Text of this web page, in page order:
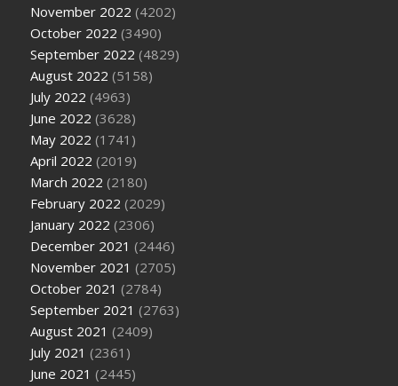
November 2022 (4202)
October 2022 (3490)
September 2022 (4829)
August 2022 (5158)
July 2022 (4963)
June 2022 (3628)
May 2022 (1741)
April 2022 (2019)
March 2022 (2180)
February 2022 (2029)
January 2022 (2306)
December 2021 (2446)
November 2021 (2705)
October 2021 (2784)
September 2021 (2763)
August 2021 (2409)
July 2021 (2361)
June 2021 (2445)